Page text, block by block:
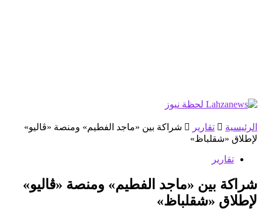
الرئيسية تقارير
شراكة بين «ماجد الفطيم» ومنصة «ڤاليو»
لإطلاق «شقلباظ»
تقارير
شراكة بين «ماجد الفطيم» ومنصة «ڤاليو»
لإطلاق «شقلباظ»